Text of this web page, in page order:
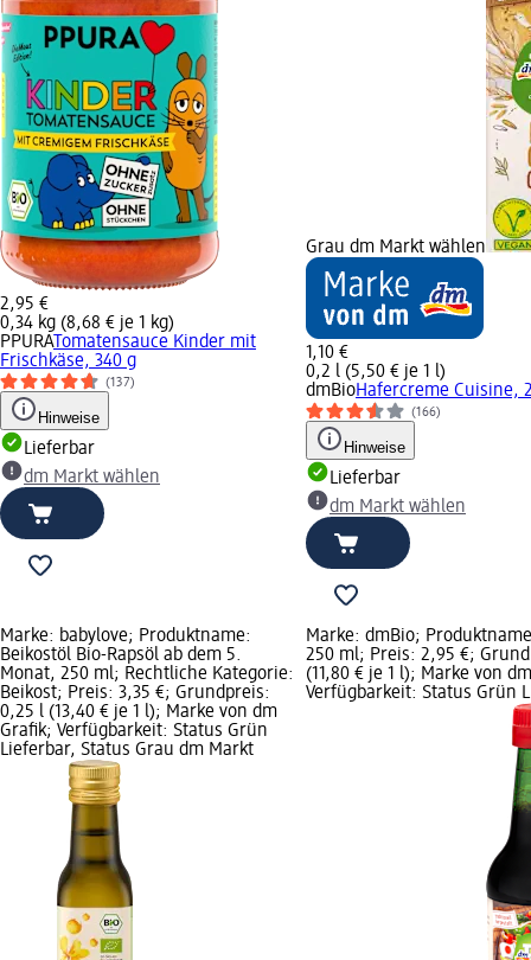
2,95 €
0,34 kg (8,68 € je 1 kg)
PPURATomatensauce Kinder mit
Frischkäse, 340 g
(137)
Hinweise
Lieferbar
dm Markt wählen
Grau dm Markt wählen
1,10 €
0,2 l (5,50 € je 1 l)
dmBioHafercreme Cuisine,
(166)
Hinweise
Lieferbar
dm Markt wählen
Marke: babylove; Produktname:
Beikostöl Bio-Rapsöl ab dem 5.
Monat, 250 ml; Rechtliche Kategorie:
Beikost; Preis: 3,35 €; Grundpreis:
0,25 l (13,40 € je 1 l); Marke von dm
Grafik; Verfügbarkeit: Status Grün
Lieferbar, Status Grau dm Markt
Marke: dmBio;
250 ml; Preis: 2,95 €;
(11,80 € je 1 l); Marke von
Verfügbarkeit: Status Grün